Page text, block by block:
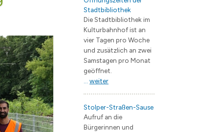
Jugendarbeit / Streetwork
Hohen Neuendorf
Borgsdorf
Geoportal
Bergerac
Fürstenau
Janów Podlaski
Müllheim im Markgräflerland
Landschaftsplan
Lärmaktionsplan
Zentrumsentwicklung
Interkommunales
EB Wohnungswirtschaft
Starkregengefährdungskarte
Branchenverzeichnis
Wirtschaftsförderung
Stadtbibliothek
Die Stadtbibliothek im
Kulturbahnhof ist an
vier Tagen pro Woche
und zusätzlich an zwei
Samstagen pro Monat
geöffnet.
weiter
Stolper-Straßen-Sause
Aufruf an die
Bürgerinnen und